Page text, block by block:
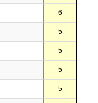
6
5
5
5
5